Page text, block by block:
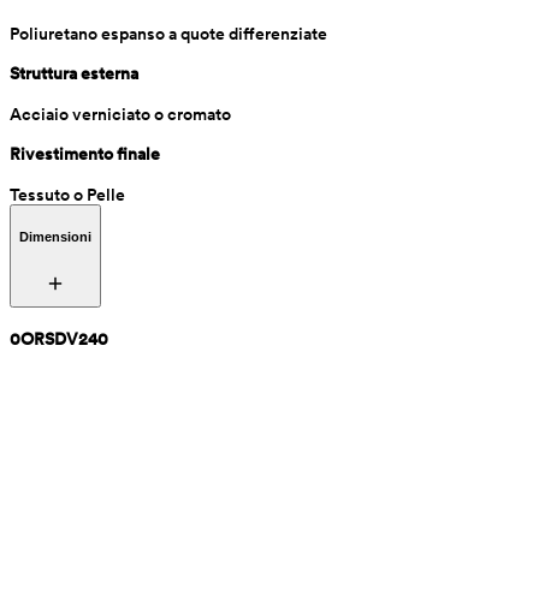
Poliuretano espanso a quote differenziate
Struttura esterna
Acciaio verniciato o cromato
Rivestimento finale
Tessuto o Pelle
Dimensioni
0ORSDV240